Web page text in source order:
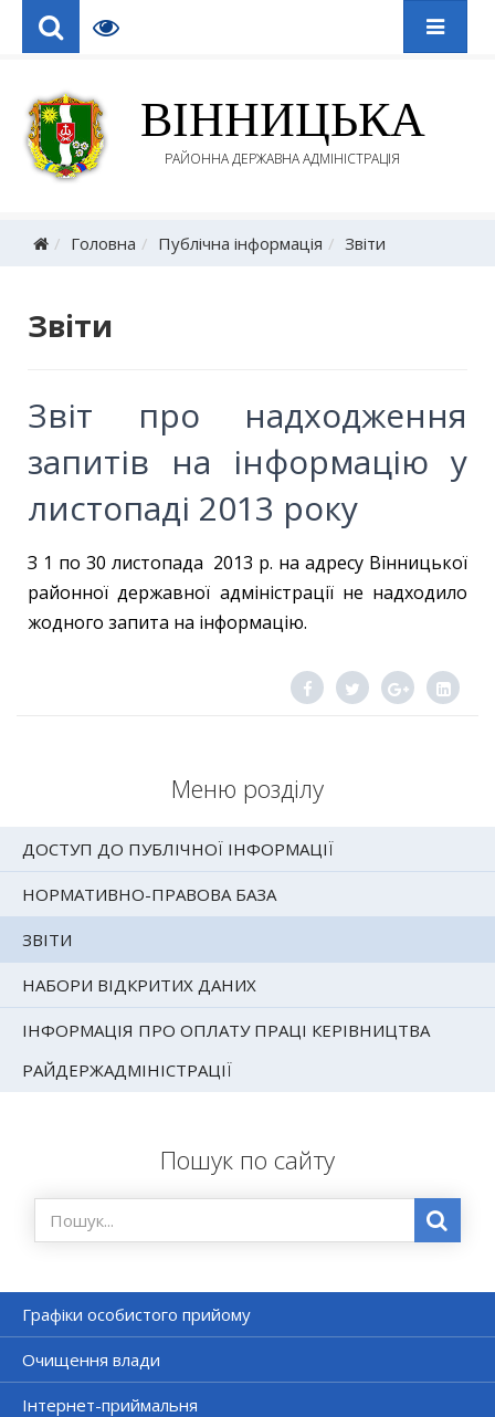
ВІННИЦЬКА
РАЙОННА ДЕРЖАВНА АДМІНІСТРАЦІЯ
Головна Публічна інформація Звіти
Меню розділу
ДОСТУП ДО ПУБЛІЧНОЇ ІНФОРМАЦІЇ
НОРМАТИВНО-ПРАВОВА БАЗА
ЗВІТИ
НАБОРИ ВІДКРИТИХ ДАНИХ
ІНФОРМАЦІЯ ПРО ОПЛАТУ ПРАЦІ КЕРІВНИЦТВА
РАЙДЕРЖАДМІНІСТРАЦІЇ
Пошук по сайту
Графіки особистого прийому
Очищення влади
Інтернет-приймальня
Звіти
Звіт про надходження
запитів на інформацію у
листопаді 2013 року
З 1 по 30 листопада 2013 р. на адресу Вінницької
районної державної адміністрації не надходило
жодного запита на інформацію.